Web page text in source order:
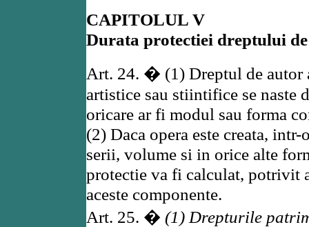
CAPITOLUL V
Durata protectiei dreptului
Art. 24. � (1) Dreptul de autor
artistice sau stiintifice se naste
oricare ar fi modul sau forma
(2) Daca opera este creata,
serii, volume si in orice alte
protectie va fi calculat, potrivit
aceste componente.
Art. 25. � (1) Drepturile